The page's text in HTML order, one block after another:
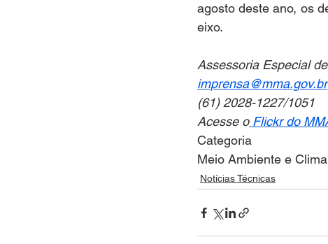
agosto deste ano, os
eixo.
Assessoria Especial
imprensa@mma.gov.br
(61) 2028-1227/1051
Acesse o Flickr do
Categoria
Meio Ambiente e Clima
Notícias Técnicas